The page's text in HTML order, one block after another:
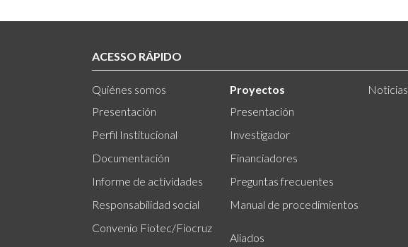
ACESSO RÁPIDO
Quiénes somos
Presentación
Perfil Institucional
Documentación
Informe de actividades
Responsabilidad social
Convenio Fiotec/Fiocruz
Proyectos
Presentación
Investigador
Financiadores
Preguntas frecuentes
Manual de procedimientos
Aliados
Noticias